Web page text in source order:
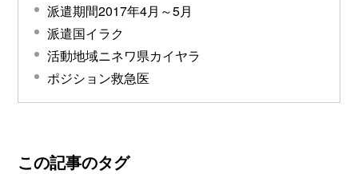
派遣期間2017年4月～5月
派遣国イラク
活動地域ニネワ県カイヤラ
ポジション救急医
この記事のタグ